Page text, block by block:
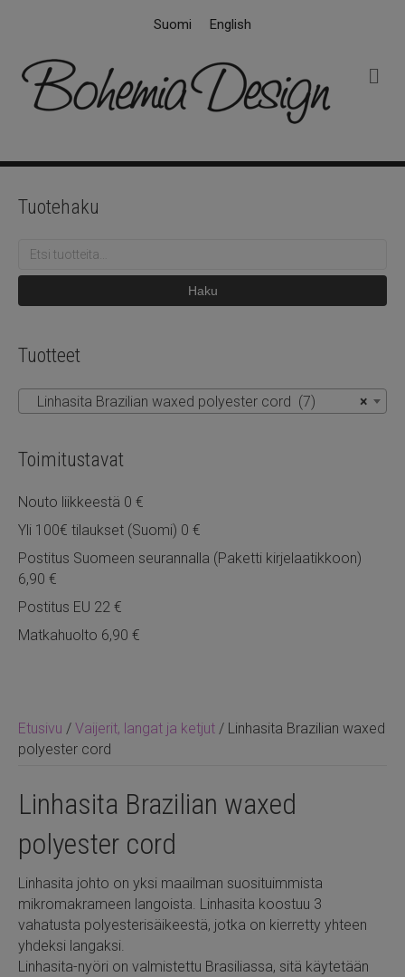
Suomi English
k
Etusivu / Vaijerit, langat ja ketjut / Linhasita Brazilian waxed
polyester cord
Linhasita Brazilian waxed
polyester cord
Linhasita johto on yksi maailman suosituimmista
mikromakrameen langoista. Linhasita koostuu 3
vahatusta polyesterisäikeestä, jotka on kierretty yhteen
yhdeksi langaksi.
Linhasita-nyöri on valmistettu Brasiliassa, sitä käytetään
Tuotehaku
Etsi:
Haku
Tuotteet
×
Linhasita Brazilian waxed polyester cord (7)
Toimitustavat
Nouto liikkeestä 0 €
Yli 100€ tilaukset (Suomi) 0 €
Postitus Suomeen seurannalla (Paketti kirjelaatikkoon)
6,90 €
Postitus EU 22 €
Matkahuolto 6,90 €